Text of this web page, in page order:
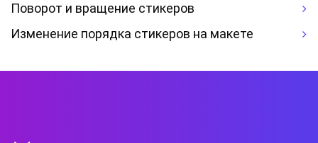
Поворот и вращение стикеров
Изменение порядка стикеров на макете